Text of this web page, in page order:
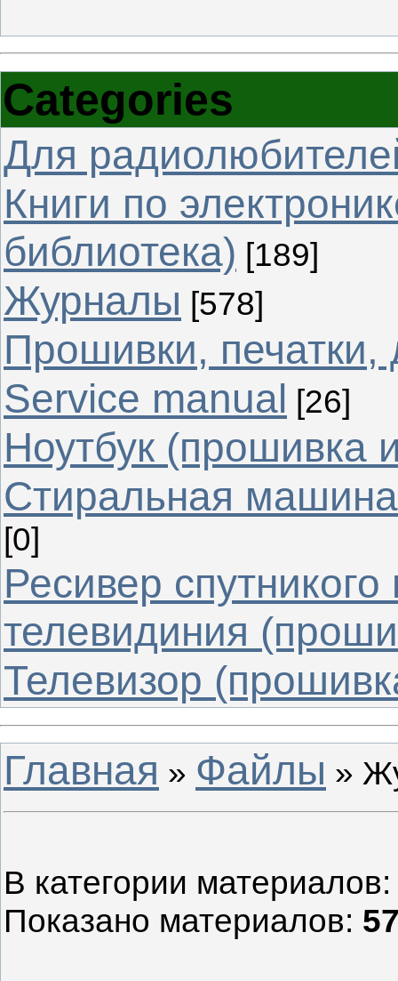
Categories
Для
Книги по
библиотека) [189]
Журналы [578]
Прошивки, печатки,
Service manual [26]
Ноутбук (прошивка
Стиральная
[0]
Ресивер
телевидиния
Телевизор
Главная » Файлы »
В категории материалов
Показано материалов: